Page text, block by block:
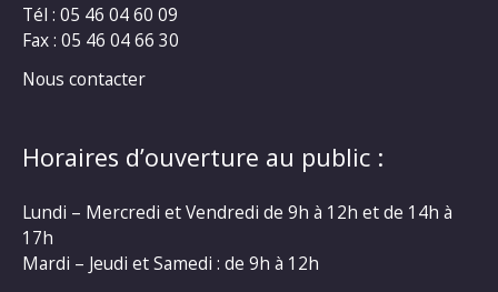
Tél : 05 46 04 60 09
Fax : 05 46 04 66 30
Nous contacter
Horaires d’ouverture au public :
Lundi – Mercredi et Vendredi de 9h à 12h et de 14h à
17h
Mardi – Jeudi et Samedi : de 9h à 12h